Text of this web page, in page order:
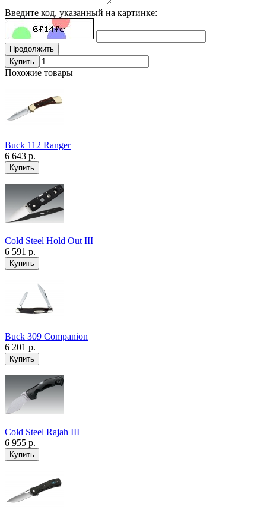
Введите код, указанный на картинке:
Продолжить
Купить
Похожие товары
Buck 112 Ranger
6 643 р.
Cold Steel Hold Out III
6 591 р.
Buck 309 Companion
6 201 р.
Cold Steel Rajah III
6 955 р.